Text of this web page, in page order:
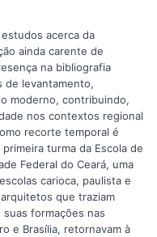
acerca da
ainda carente de
na bibliografia
de levantamento,
moderno, contribuindo,
nos contextos regional
recorte temporal é
turma da Escola de
Federal do Ceará, uma
carioca, paulista e
que traziam
formações nas
e Brasília, retornavam à